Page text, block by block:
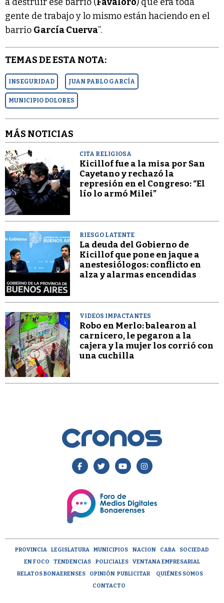
gente de trabajo y lo mismo están haciendo en el
barrio García Cuerva”.
TEMAS DE ESTA NOTA:
INSEGURIDAD JUAN PABLO GARCÍA
MUNICIPIO DOLORES
MÁS NOTICIAS
CITA RELIGIOSA
Kicillof fue a la misa por San
Cayetano y rechazó la
represión en el Congreso: “El
lío lo armó Milei”
RIESGO LATENTE
La deuda del Gobierno de
Kicillof que pone en jaque a
anestesiólogos: conflicto en
alza y alarmas encendidas
VIDEOS IMPACTANTES
Robo en Merlo: balearon al
carnicero, le pegaron a la
cajera y la mujer los corrió con
una cuchilla
PROVINCIA LEGISLATURA MUNICIPIOS NACION CABA
SOCIEDAD
EN FOCO
TENDENCIAS POLICIALES
VENTANA EMPRESARIAL
RELATOS BONAERENSES
OPINIÓN PUBLICITAR
QUIÉNES SOMOS
CONTACTO